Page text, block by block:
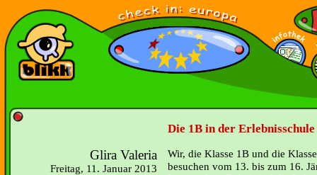
Die 1B in der
Glira Valeria
Freitag, 11. Januar 2013
Wir, die Klasse 1B und die
besuchen vom 13. bis zum 16.